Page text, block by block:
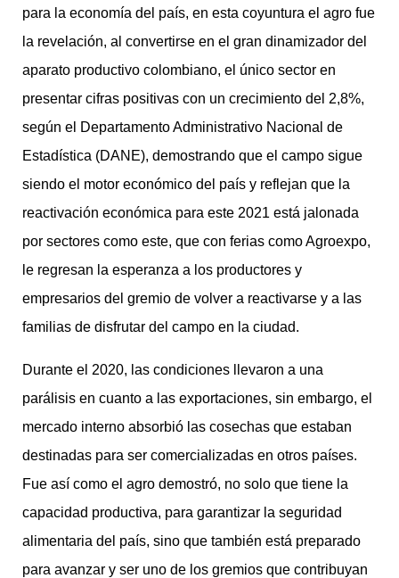
para la economía del país, en esta coyuntura el agro fue
la revelación, al convertirse en el gran dinamizador del
aparato productivo colombiano, el único sector en
presentar cifras positivas con un crecimiento del 2,8%,
según el Departamento Administrativo Nacional de
Estadística (DANE), demostrando que el campo sigue
siendo el motor económico del país y reflejan que la
reactivación económica para este 2021 está jalonada
por sectores como este, que con ferias como Agroexpo,
le regresan la esperanza a los productores y
empresarios del gremio de volver a reactivarse y a las
familias de disfrutar del campo en la ciudad.
Durante el 2020, las condiciones llevaron a una
parálisis en cuanto a las exportaciones, sin embargo, el
mercado interno absorbió las cosechas que estaban
destinadas para ser comercializadas en otros países.
Fue así como el agro demostró, no solo que tiene la
capacidad productiva, para garantizar la seguridad
alimentaria del país, sino que también está preparado
para avanzar y ser uno de los gremios que contribuyan